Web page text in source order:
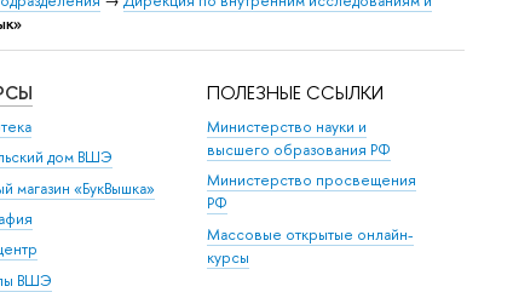
дом ВШЭ
магазин «БукВышка»
ВШЭ
ПОЛЕЗНЫЕ ССЫЛКИ
Министерство науки и
высшего образования РФ
Министерство просвещения
РФ
Массовые открытые онлайн-
курсы